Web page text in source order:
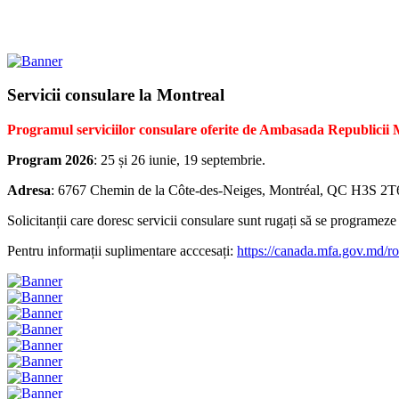
Servicii consulare la Montreal
Programul serviciilor consulare oferite de Ambasada
Program 2026: 25 și 26 iunie, 19 septembrie.
Adresa: 6767 Chemin de la Côte-des-Neiges, Montréal, QC H3S
Solicitanții care doresc servicii consulare sunt rugați să se
Pentru informații suplimentare acccesați: https://canada.mfa.gov.md/ro